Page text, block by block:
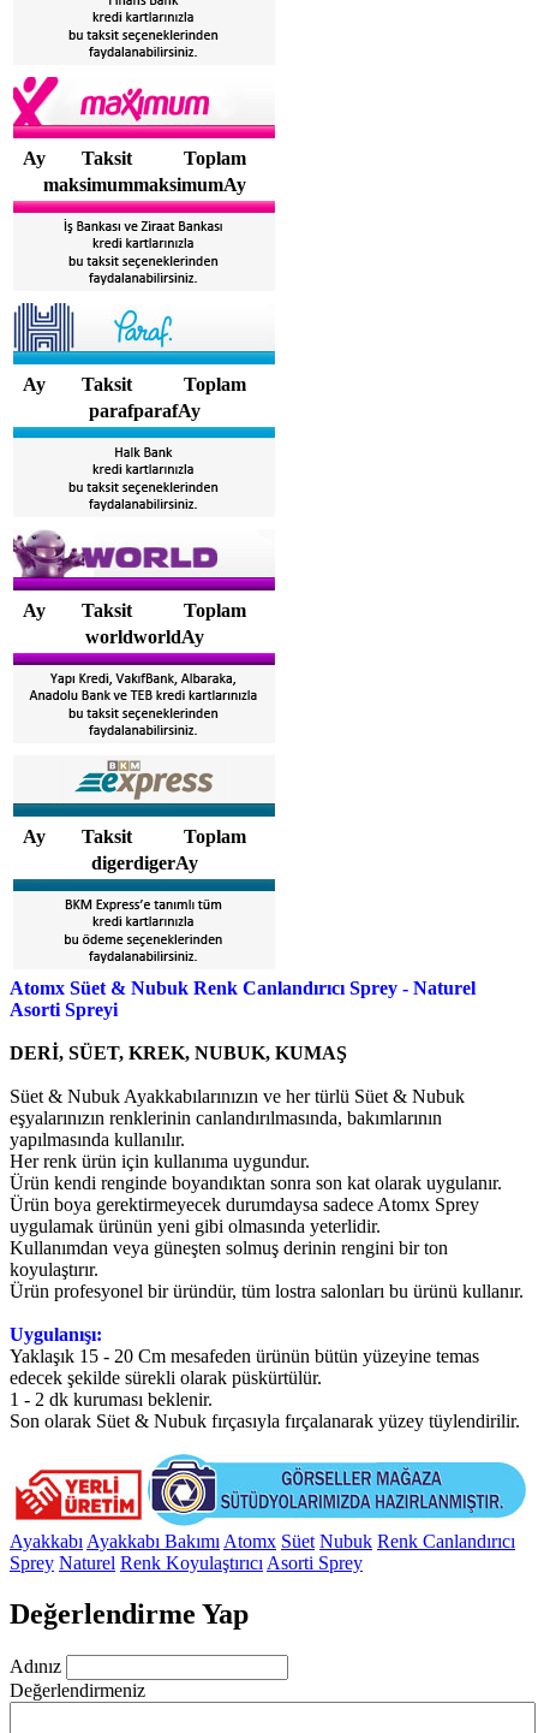
Ay Taksit
Toplam
maksimummaksimumAy
Ay Taksit
Toplam
parafparafAy
Ay Taksit
Toplam
worldworldAy
Ay Taksit
Toplam
digerdigerAy
Atomx Süet & Nubuk Renk Canlandırıcı Sprey - Naturel
Asorti Spreyi
DERİ, SÜET, KREK, NUBUK, KUMAŞ
Süet & Nubuk Ayakkabılarınızın ve her türlü Süet & Nubuk
eşyalarınızın renklerinin canlandırılmasında, bakımlarının
yapılmasında kullanılır.
Her renk ürün için kullanıma uygundur.
Ürün kendi renginde boyandıktan sonra son kat olarak uygulanır.
Ürün boya gerektirmeyecek durumdaysa sadece Atomx Sprey
uygulamak ürünün yeni gibi olmasında yeterlidir.
Kullanımdan veya güneşten solmuş derinin rengini bir ton
koyulaştırır.
Ürün profesyonel bir üründür, tüm lostra salonları bu ürünü kullanır.
Uygulanışı:
Yaklaşık 15 - 20 Cm mesafeden ürünün bütün yüzeyine temas
edecek şekilde sürekli olarak püskürtülür.
1 - 2 dk kuruması beklenir.
Son olarak Süet & Nubuk fırçasıyla fırçalanarak yüzey tüylendirilir.
Ayakkabı Ayakkabı Bakımı Atomx Süet Nubuk Renk Canlandırıcı
Sprey Naturel Renk Koyulaştırıcı Asorti Sprey
Değerlendirme Yap
Adınız
Değerlendirmeniz